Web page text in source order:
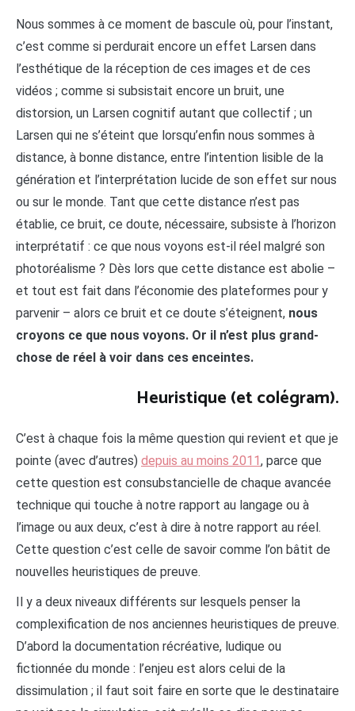
Nous sommes à ce moment de bascule où, pour l’instant,
c’est comme si perdurait encore un effet Larsen dans
l’esthétique de la réception de ces images et de ces
vidéos ; comme si subsistait encore un bruit, une
distorsion, un Larsen cognitif autant que collectif ; un
Larsen qui ne s’éteint que lorsqu’enfin nous sommes à
distance, à bonne distance, entre l’intention lisible de la
génération et l’interprétation lucide de son effet sur nous
ou sur le monde. Tant que cette distance n’est pas
établie, ce bruit, ce doute, nécessaire, subsiste à l’horizon
interprétatif : ce que nous voyons est-il réel malgré son
photoréalisme ? Dès lors que cette distance est abolie –
et tout est fait dans l’économie des plateformes pour y
parvenir – alors ce bruit et ce doute s’éteignent, nous
croyons ce que nous voyons. Or il n’est plus grand-
chose de réel à voir dans ces enceintes.
Heuristique (et colégram).
C’est à chaque fois la même question qui revient et que je
pointe (avec d’autres) depuis au moins 2011, parce que
cette question est consubstancielle de chaque avancée
technique qui touche à notre rapport au langage ou à
l’image ou aux deux, c’est à dire à notre rapport au réel.
Cette question c’est celle de savoir comme l’on bâtit de
nouvelles heuristiques de preuve.
Il y a deux niveaux différents sur lesquels penser la
complexification de nos anciennes heuristiques de preuve.
D’abord la documentation récréative, ludique ou
fictionnée du monde : l’enjeu est alors celui de la
dissimulation ; il faut soit faire en sorte que le destinataire